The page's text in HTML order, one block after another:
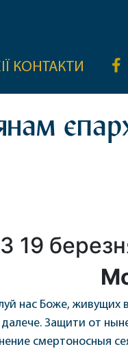
КОНТАКТИ
З 19
нас Боже, живущих
Защити от
смертоносныя